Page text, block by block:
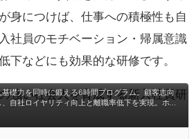
身につけば、仕事への積極性も自
社員のモチベーション・帰属意識
下などにも効果的な研修です。
強い社会人を育成する新入社員
礎力を同時に鍛える6時間プログラム。顧客志向
自社ロイヤリティ向上と離職率低下を実現。ホス
導し主体性とエンゲージメントを最大化する新入